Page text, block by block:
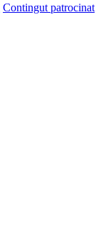
Contingut patrocinat